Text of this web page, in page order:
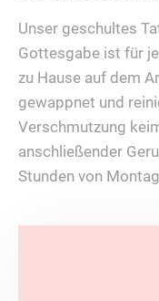
Unser geschultes
Gottesgabe ist für
zu Hause auf dem
gewappnet und
Verschmutzung
anschließender
Stunden von